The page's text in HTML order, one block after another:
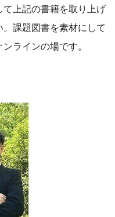
上記の書籍を取り上げ
課題図書を素材にして
ラインの場です。